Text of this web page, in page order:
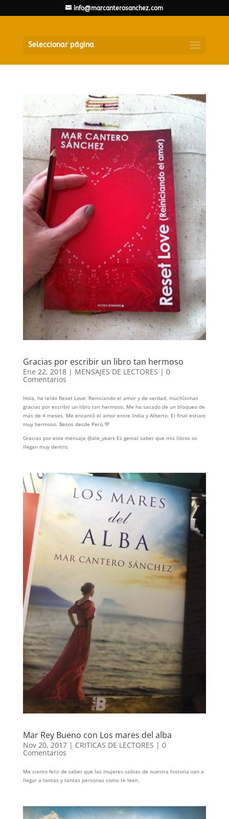
info@marcanterosanchez.com
Seleccionar página
Gracias por escribir un libro tan hermoso
Ene 22, 2018| MENSAJES DE LECTORES | 0
Comentarios
Hola, he leído Reset Love: Reinciando el amor y de verdad, muchísimas
gracias por escribir un libro tan hermoso. Me ha sacado de un bloqueo de
más de 4 meses. Me encantó el amor entre India y Alberto. El final estuvo
muy hermoso. Besos desde Perú.💜
Gracias por este mensaje @ale_years Es genial saber que mis libros os
llegan muy dentro.
Mar Rey Bueno con Los mares del alba
Nov 20, 2017| CRITICAS DE LECTORES | 0
Comentarios
Me siento feliz de saber que las mujeres sabias de nuestra historia van a
llegar a tantas y tantas personas como te leen.